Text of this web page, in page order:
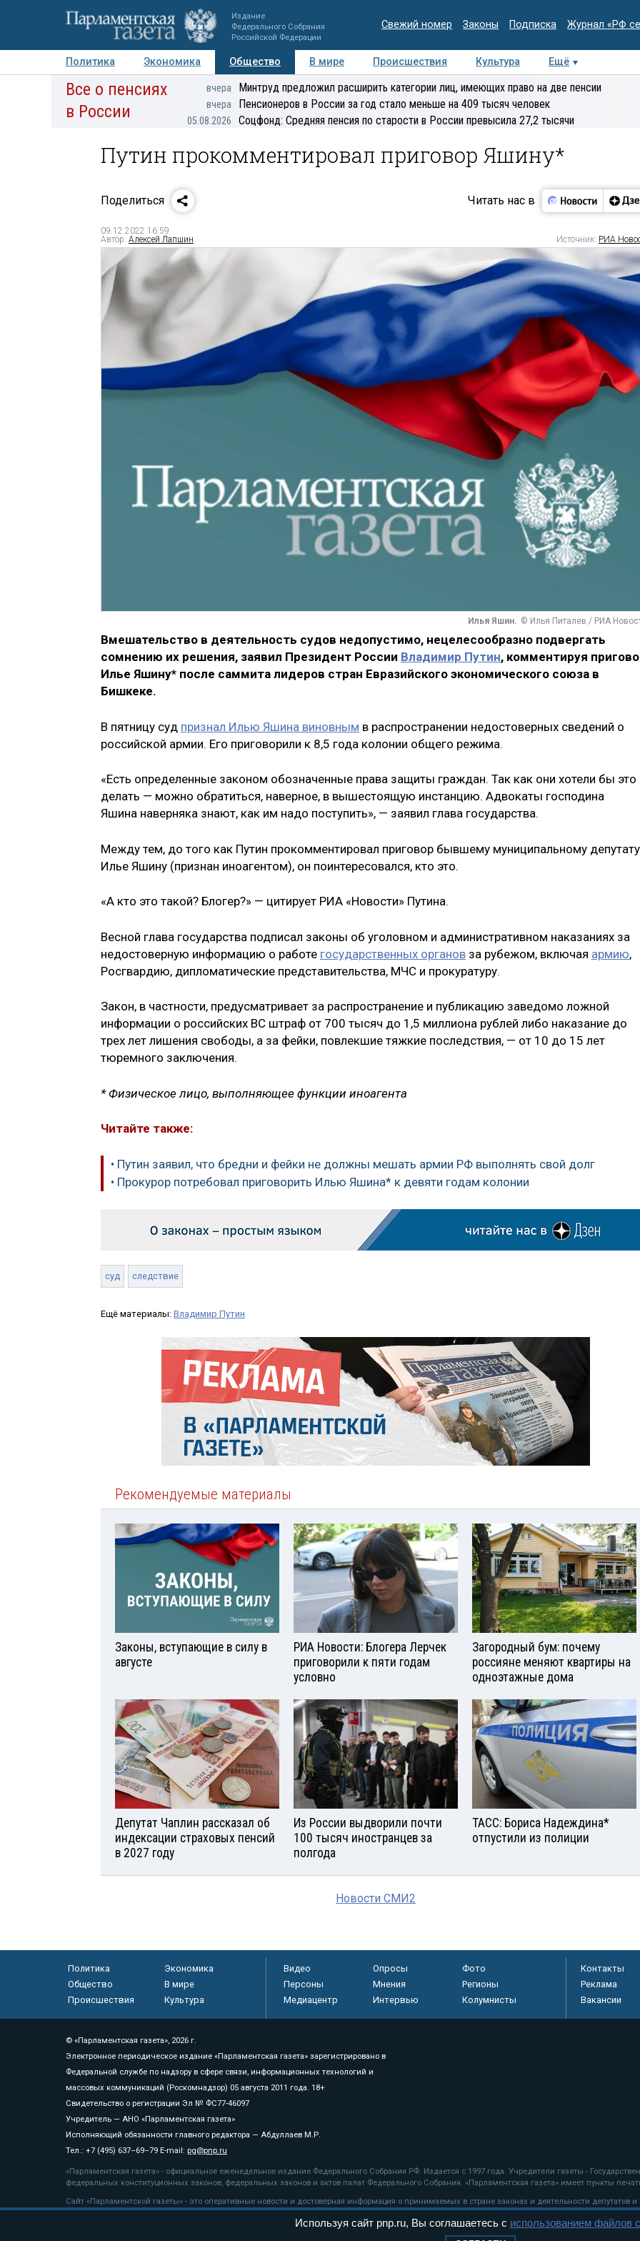
Издание
Федерального Собрания
Российской Федерации
Свежий номер Законы Подписка Журнал «РФ
Политика Экономика Общество В мире Происшествия Культура
Ещё
Авторы Персоны Мнения Регионы Медиацентр Интервью Колумнисты
Все о пенсиях
в России
вчера Минтруд предложил расширить категории лиц, имеющих право на две пенсии
вчера Пенсионеров в России за год стало меньше на 409 тысяч человек
05.08.2026 Соцфонд: Средняя пенсия по старости в России превысила 27,2 тысячи
Путин прокомментировал приговор Яшину*
Поделиться Читать нас в
09.12.2022 16:59
Автор: Алексей Лапшин Источник: РИА
Илья Яшин. © Илья Питалев / РИА
Вмешательство в деятельность судов недопустимо, нецелесообразно подвергать
сомнению их решения, заявил Президент России Владимир Путин, комментируя
Илье Яшину* после саммита лидеров стран Евразийского экономического союза в
Бишкеке.
В пятницу суд признал Илью Яшина виновным в распространении недостоверных сведений о
российской армии. Его приговорили к 8,5 года колонии общего режима.
«Есть определенные законом обозначенные права защиты граждан. Так как они хотели бы это
делать — можно обратиться, наверное, в вышестоящую инстанцию. Адвокаты господина
Яшина наверняка знают, как им надо поступить», — заявил глава государства.
Между тем, до того как Путин прокомментировал приговор бывшему муниципальному депутату
Илье Яшину (признан иноагентом), он поинтересовался, кто это.
«А кто это такой? Блогер?» — цитирует РИА «Новости» Путина.
Весной глава государства подписал законы об уголовном и административном наказаниях за
недостоверную информацию о работе государственных органов за рубежом, включая армию,
Росгвардию, дипломатические представительства, МЧС и прокуратуру.
Закон, в частности, предусматривает за распространение и публикацию заведомо ложной
информации о российских ВС штраф от 700 тысяч до 1,5 миллиона рублей либо наказание до
трех лет лишения свободы, а за фейки, повлекшие тяжкие последствия, — от 10 до 15 лет
тюремного заключения.
* Физическое лицо, выполняющее функции иноагента
Читайте также:
• Путин заявил, что бредни и фейки не должны мешать армии РФ выполнять свой долг
• Прокурор потребовал приговорить Илью Яшина* к девяти годам колонии
суд следствие
Ещё материалы: Владимир Путин
Рекомендуемые материалы
Законы, вступающие в силу в
августе
РИА Новости: Блогера Лерчек
приговорили к пяти годам
условно
Загородный бум: почему
россияне меняют квартиры на
одноэтажные дома
Депутат Чаплин рассказал об
индексации страховых пенсий
в 2027 году
Из России выдворили почти
100 тысяч иностранцев за
полгода
ТАСС: Бориса Надеждина*
отпустили из полиции
Новости СМИ2
Политика
Экономика
Общество
В мире
Происшествия
Культура
Видео Опросы
Фото
Персоны
Мнения
Регионы
Медиацентр
Интервью Колумнисты
Контакты
Реклама
Вакансии
© «Парламентская газета», 2026 г.
Электронное периодическое издание «Парламентская газета» зарегистрировано в
Федеральной службе по надзору в сфере связи, информационных технологий и
массовых коммуникаций (Роскомнадзор) 05 августа 2011 года. 18+
Свидетельство о регистрации Эл № ФС77-46097
Учредитель — АНО «Парламентская газета»
Исполняющий обязанности главного редактора — Абдуллаев М.Р.
Тел.: +7 (495) 637–69–79 E-mail: pg@pnp.ru
«Парламентская газета» - официальное еженедельное издание Федерального Собрания РФ. Издается с 1997 года. Учредители газеты -
федеральных конституционных законов, федеральных законов и актов палат Федерального Собрания. «Парламентская газета» имеет пункты
Сайт «Парламентской газеты» - это оперативные новости и достоверная информация о принимаемых в стране законах и деятельности депутатов
«Парламентской газеты» активная ссылка на pnp.ru обязательна.
рекомендательные технологии
Используя сайт pnp.ru, Вы соглашаетесь с использованием файлов